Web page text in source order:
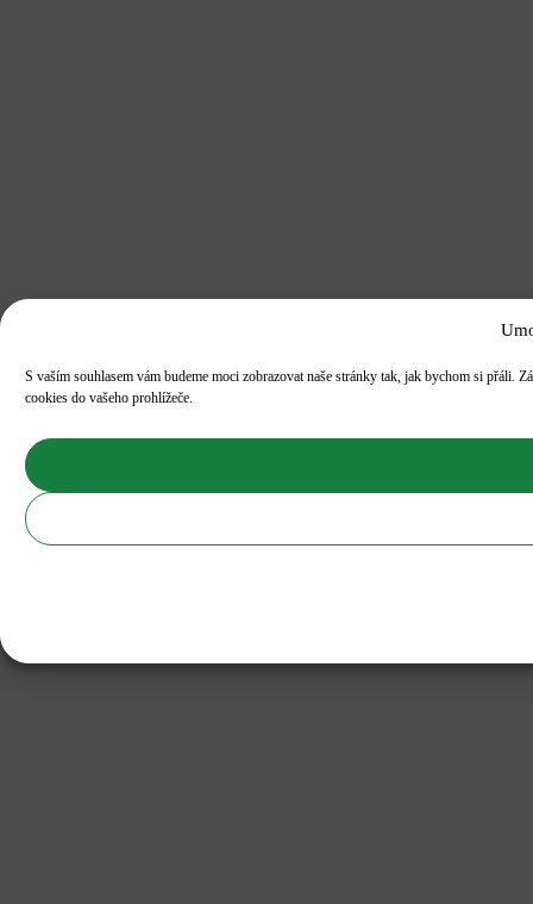
S vaším souhlasem vám budeme moci zobrazovat naše stránky tak, jak bychom si přáli.
cookies do vašeho prohlížeče.